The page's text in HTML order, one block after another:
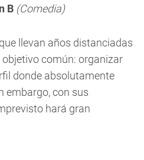
B (Comedia)
llevan años distanciadas
común: organizar
donde absolutamente
embargo, con sus
hará gran